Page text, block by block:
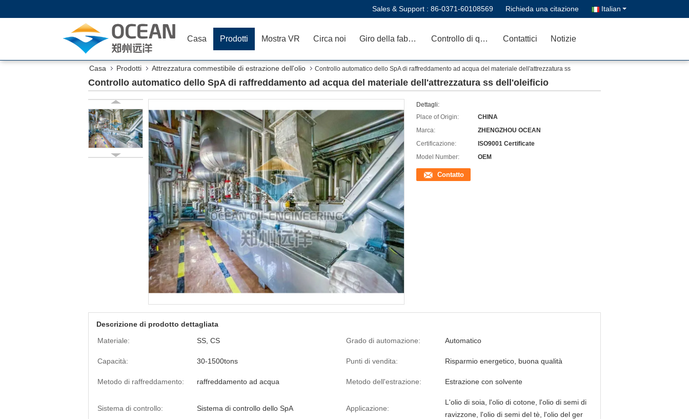
Sales & Support : 86-0371-60108569 Richieda una citazione Italian
Casa Prodotti Mostra VR Circa noi Giro della fabbrica Controllo di qualità Contattici Notizie
Casa Prodotti Attrezzatura commestibile di estrazione dell'olio
Controllo automatico dello SpA di raffreddamento ad acqua del materiale dell'attrezzatura ss
dell'oleificio
Controllo automatico dello SpA di raffreddamento ad acqua del materiale dell'attrezzatura ss dell'oleificio
Dettagli:
Place of Origin:
CHINA
Marca:
ZHENGZHOU OCEAN
Certificazione:
ISO9001 Certificate
Model Number:
OEM
Contatto
Descrizione di prodotto dettagliata
Materiale:
SS, CS Grado di automazione: Automatico
Capacità: 30-1500tons Punti di vendita: Risparmio energetico, buona qualità
Metodo di raffreddamento: raffreddamento ad acqua Metodo dell'estrazione: Estrazione con solvente
Sistema di controllo: Sistema di controllo dello SpA Applicazione:
L'olio di soia, l'olio di cotone, l'olio di semi di
ravizzone, l'olio di semi del tè, l'olio del ger